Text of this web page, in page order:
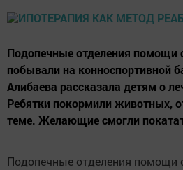
Подопечные отделения
побывали на конноспортивной
Алибаева рассказала детям о
Ребятки покормили животных,
теме. Желающие смогли
Подопечные отделения